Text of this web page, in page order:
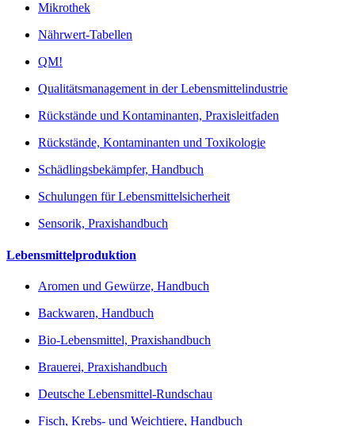
Mikrothek
Nährwert-Tabellen
QM!
Qualitätsmanagement in der Lebensmittelindustrie
Rückstände und Kontaminanten, Praxisleitfaden
Rückstände, Kontaminanten und Toxikologie
Schädlingsbekämpfer, Handbuch
Schulungen für Lebensmittelsicherheit
Sensorik, Praxishandbuch
Lebensmittelproduktion
Aromen und Gewürze, Handbuch
Backwaren, Handbuch
Bio-Lebensmittel, Praxishandbuch
Brauerei, Praxishandbuch
Deutsche Lebensmittel-Rundschau
Fisch, Krebs- und Weichtiere, Handbuch